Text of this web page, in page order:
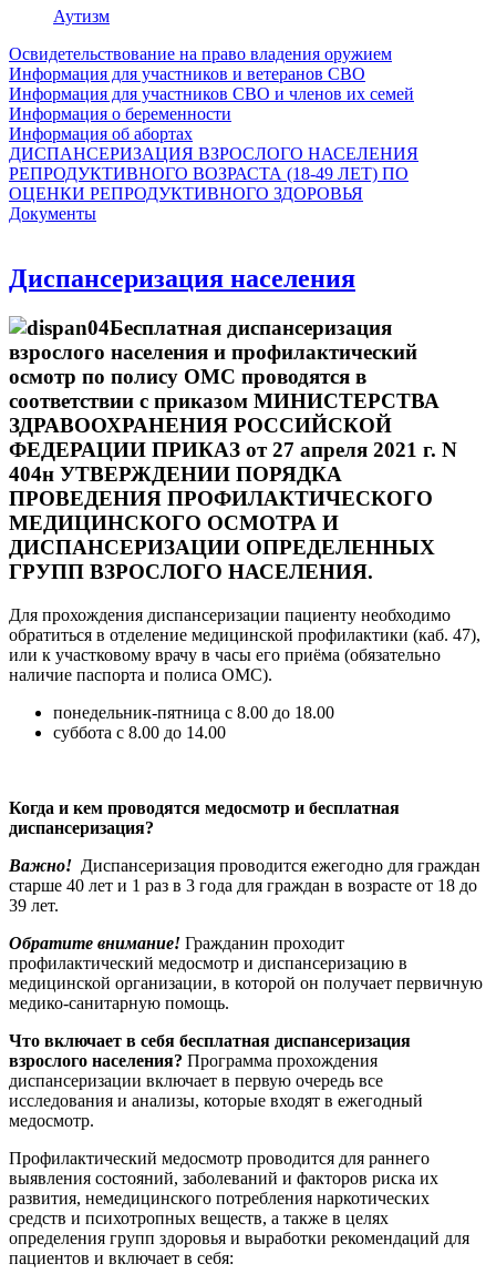
Аутизм
Освидетельствование на право владения оружием
Информация для участников и ветеранов СВО
Информация для участников СВО и членов их семей
Информация о беременности
Информация об абортах
ДИСПАНСЕРИЗАЦИЯ ВЗРОСЛОГО НАСЕЛЕНИЯ
РЕПРОДУКТИВНОГО ВОЗРАСТА (18-49 ЛЕТ) ПО
ОЦЕНКИ РЕПРОДУКТИВНОГО ЗДОРОВЬЯ
Документы
Диспансеризация населения
Бесплатная диспансеризация
взрослого населения и профилактический
осмотр по полису ОМС проводятся в
соответствии c приказом МИНИСТЕРСТВА
ЗДРАВООХРАНЕНИЯ РОССИЙСКОЙ
ФЕДЕРАЦИИ ПРИКАЗ от 27 апреля 2021 г. N
404н УТВЕРЖДЕНИИ ПОРЯДКА
ПРОВЕДЕНИЯ ПРОФИЛАКТИЧЕСКОГО
МЕДИЦИНСКОГО ОСМОТРА И
ДИСПАНСЕРИЗАЦИИ ОПРЕДЕЛЕННЫХ
ГРУПП ВЗРОСЛОГО НАСЕЛЕНИЯ.
Для прохождения диспансеризации пациенту необходимо
обратиться в отделение медицинской профилактики (каб. 47),
или к участковому врачу в часы его приёма (обязательно
наличие паспорта и полиса ОМС).
понедельник-пятница с 8.00 до 18.00
суббота с 8.00 до 14.00
Когда и кем проводятся медосмотр и бесплатная
диспансеризация?
Важно! Диспансеризация проводится ежегодно для граждан
старше 40 лет и 1 раз в 3 года для граждан в возрасте от 18 до
39 лет.
Обратите внимание! Гражданин проходит
профилактический медосмотр и диспансеризацию в
медицинской организации, в которой он получает первичную
медико-санитарную помощь.
Что включает в себя бесплатная диспансеризация
взрослого населения? Программа прохождения
диспансеризации включает в первую очередь все
исследования и анализы, которые входят в ежегодный
медосмотр.
Профилактический медосмотр проводится для раннего
выявления состояний, заболеваний и факторов риска их
развития, немедицинского потребления наркотических
средств и психотропных веществ, а также в целях
определения групп здоровья и выработки рекомендаций для
пациентов и включает в себя: